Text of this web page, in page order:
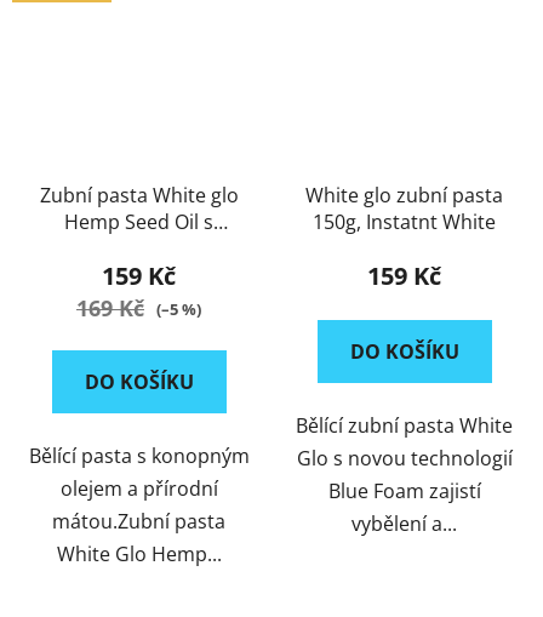
Zubní pasta White glo
Hemp Seed Oil s
159 Kč
169 Kč (–5 %)
DO KOŠÍKU
Bělící pasta s konopným
olejem a přírodní
mátou.Zubní pasta
White Glo Hemp...
White glo zubní pasta
150g, Instatnt White
159 Kč
DO KOŠÍKU
Bělící zubní pasta White
Glo s novou technologií
Blue Foam zajistí
vybělení a...